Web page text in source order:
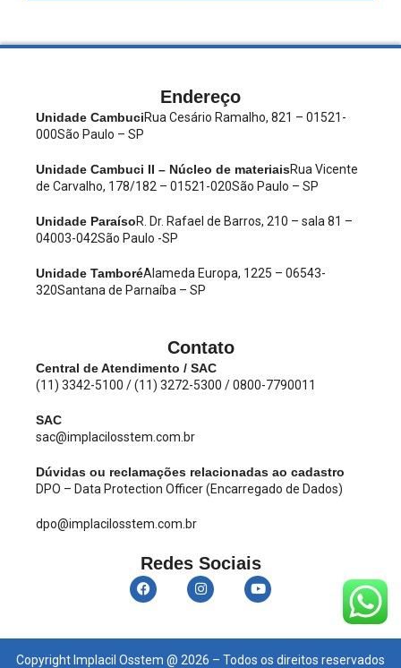
Endereço
Unidade CambuciRua Cesário Ramalho, 821 – 01521-
000São Paulo – SP
Unidade Cambuci II – Núcleo de materiaisRua Vicente
de Carvalho, 178/182 – 01521-020São Paulo – SP
Unidade ParaísoR. Dr. Rafael de Barros, 210 – sala 81 –
04003-042São Paulo -SP
Unidade TamboréAlameda Europa, 1225 – 06543-
320Santana de Parnaíba – SP
Contato
Central de Atendimento / SAC
(11) 3342-5100 / (11) 3272-5300 / 0800-7790011
SAC
sac@implacilosstem.com.br
Dúvidas ou reclamações relacionadas ao cadastro
DPO – Data Protection Officer (Encarregado de Dados)
dpo@implacilosstem.com.br
Redes Sociais
Copyright Implacil Osstem @ 2026 – Todos os direitos reservados